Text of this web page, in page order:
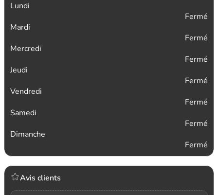
Lundi
Fermé
Mardi
Fermé
Mercredi
Fermé
Jeudi
Fermé
Vendredi
Fermé
Samedi
Fermé
Dimanche
Fermé
Avis clients